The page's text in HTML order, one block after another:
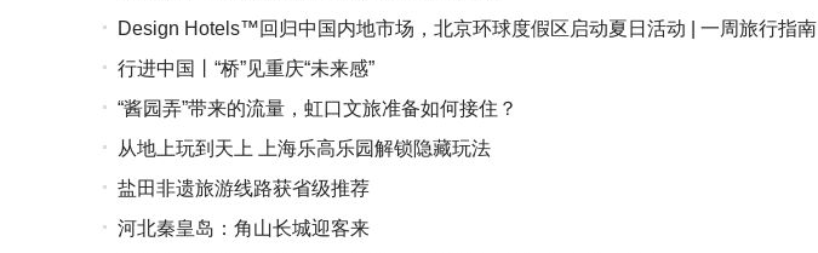
Design Hotels™回归中国内地市场，北京环球度假区启动夏日活动 | 一周旅行指南
行进中国丨“桥”见重庆“未来感”
“酱园弄”带来的流量，虹口文旅准备如何接住？
从地上玩到天上 上海乐高乐园解锁隐藏玩法
盐田非遗旅游线路获省级推荐
河北秦皇岛：角山长城迎客来